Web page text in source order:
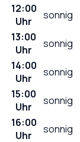
12:00
Uhr
sonnig
13:00
Uhr
sonnig
14:00
Uhr
sonnig
15:00
Uhr
sonnig
16:00
Uhr
sonnig